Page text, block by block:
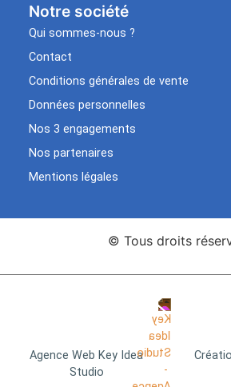
Notre société
Qui sommes-nous ?
Contact
Conditions générales de vente
Données personnelles
Nos 3 engagements
Nos partenaires
Mentions légales
© Tous droits
Agence Web Key Idea
Studio